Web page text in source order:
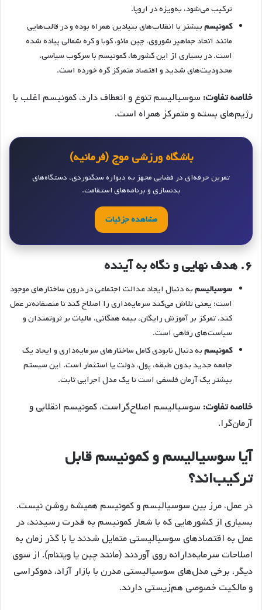
ترکیب می‌شود، به‌ویژه در اروپا.
کمونیسمبیشتر با انقلاب‌های بنیادین همراه بوده و در قالب‌هایی
مانند اتحاد جماهیر شوروی، چین مائو، کوبا و کره شمالی پیاده شده
است. در بسیاری از این کشورها، کمونیسم با سرکوب سیاسی،
محدودیت‌های شدید و اقتصاد متمرکز گره خورده است.
خلاصه تفاوت: سوسیالیسم تنوع و انعطاف دارد، کمونیسم اغلب با
رژیم‌های بسته و متمرکز همراه است.
باشگاه ورزشی موج (فرمانیه)
تمرین حرفه‌ای در فضایی مجهز به دیواره سنگنوردی، دستگاه‌های
بدنسازی و برنامه‌های استقامت.
مشاهده جزئیات
۶. هدف نهایی و نگاه به آینده
سوسیالیسمبه دنبال ایجاد عدالت اجتماعی در درون ساختارهای موجود
است؛ یعنی تلاش می‌کند سرمایه‌داری را اصلاح کند تا منصفانه‌تر عمل
کند. تمرکز بر آموزش رایگان، بیمه همگانی، مالیات بر ثروتمندان و
سیاست‌های رفاهی است.
کمونیسمبه دنبال نابودی کامل ساختارهای سرمایه‌داری و ایجاد یک
جامعه جدید بدون طبقه، پول، دولت یا استثمار است. این سیستم
بیشتر یک آرمان فلسفی است تا یک مدل اجرایی ثابت.
خلاصه تفاوت: سوسیالیسم اصلاح‌گراست، کمونیسم انقلابی و
آرمان‌گرا.
آیا سوسیالیسم و کمونیسم قابل
ترکیب‌اند؟
در عمل، مرز بین سوسیالیسم و کمونیسم همیشه روشن نیست.
بسیاری از کشورهایی که با شعار کمونیسم به قدرت رسیدند، در
عمل به اقتصادهای سوسیالیستی متمایل شدند یا با گذر زمان به
اصلاحات سرمایه‌دارانه روی آوردند (مانند چین یا ویتنام). از سوی
دیگر، برخی مدل‌های سوسیالیستی مدرن با بازار آزاد، دموکراسی
و مالکیت خصوصی هم‌زیستی دارند.